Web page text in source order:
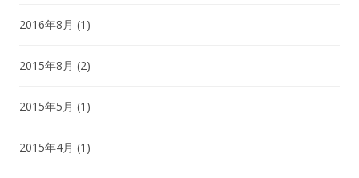
2016年8月 (1)
2015年8月 (2)
2015年5月 (1)
2015年4月 (1)